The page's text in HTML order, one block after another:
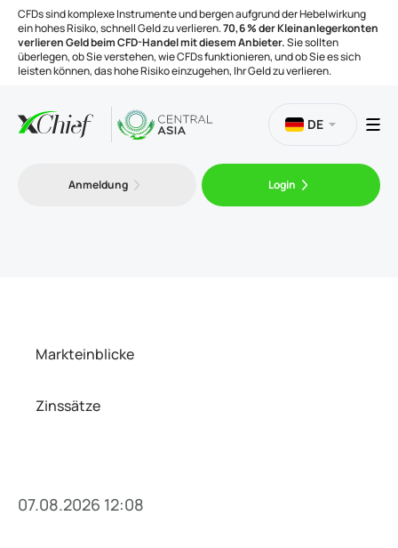
CFDs sind komplexe Instrumente und bergen aufgrund der Hebelwirkung
ein hohes Risiko, schnell Geld zu verlieren.70,6 % der Kleinanlegerkonten
verlieren Geld beim CFD-Handel mit diesem Anbieter.Sie sollten
überlegen, ob Sie verstehen, wie CFDs funktionieren, und ob Sie es sich
leisten können, das hohe Risiko einzugehen, Ihr Geld zu verlieren.
DE
Anmeldung Login
Markteinblicke
Zinssätze
07.08.2026 12:08